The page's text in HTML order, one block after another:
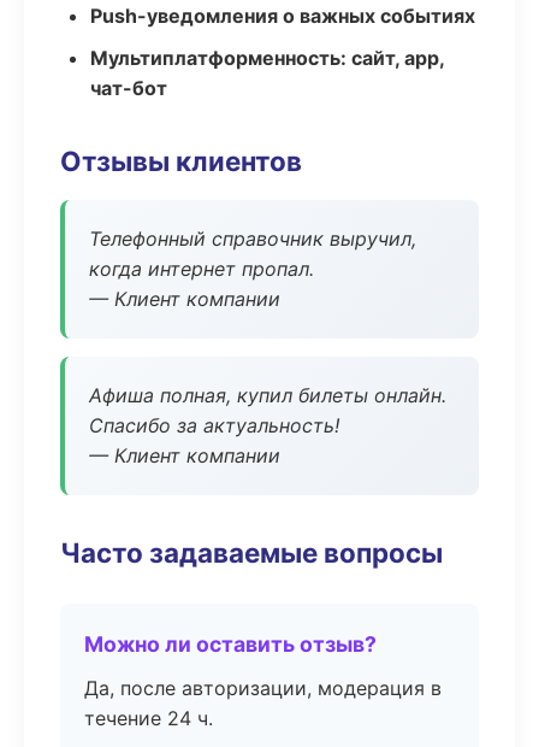
Push-уведомления о важных событиях
Мультиплатформенность: сайт, app,
чат-бот
Отзывы клиентов
Телефонный справочник выручил,
когда интернет пропал.
— Клиент компании
Афиша полная, купил билеты онлайн.
Спасибо за актуальность!
— Клиент компании
Часто задаваемые вопросы
Можно ли оставить отзыв?
Да, после авторизации, модерация в
течение 24 ч.